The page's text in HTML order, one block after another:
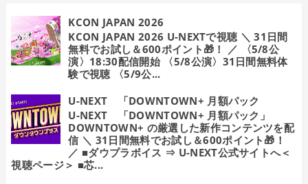
KCON JAPAN 2026
KCON JAPAN 2026 U-NEXTで視聴 ＼ 31日間
無料でお試し＆600ポイント🎁！ ／ 〈5/8公
演〉18:30配信開始 〈5/8公演〉31日間無料体
験で視聴 〈5/9公...
U-NEXT 「DOWNTOWN+ 月額パック
U-NEXT 「DOWNTOWN+ 月額パック」
DOWNTOWN+ の厳選した新作コンテンツを配
信 ＼ 31日間無料でお試し＆600ポイント🎁！
／ ■ダウプラボイス ⇒ U-NEXT公式サイトへ＜
視聴ページ＞ ■芯...